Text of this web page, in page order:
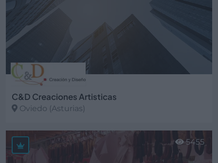
C&D Creaciones Artisticas
Oviedo (Asturias)
Ver más
5455